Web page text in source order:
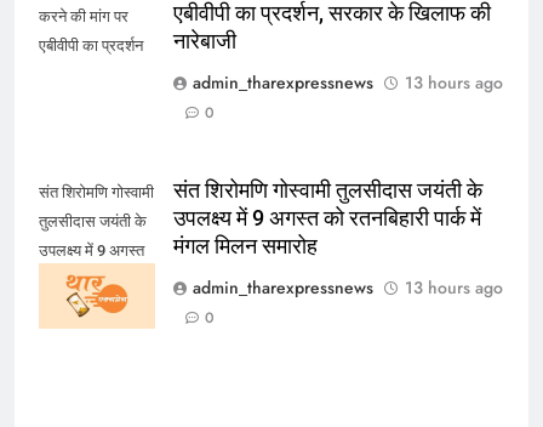
करने की मांग पर
एबीवीपी का प्रदर्शन
एबीवीपी का प्रदर्शन, सरकार के खिलाफ की
नारेबाजी
admin_tharexpressnews
13 hours ago
0
संत शिरोमणि गोस्वामी
तुलसीदास जयंती के
उपलक्ष्य में 9 अगस्त
को रतनबिहारी पार्क में
मंगल मिलन समारोह
संत शिरोमणि गोस्वामी तुलसीदास जयंती के
उपलक्ष्य में 9 अगस्त को रतनबिहारी पार्क में
मंगल मिलन समारोह
admin_tharexpressnews
13 hours ago
0